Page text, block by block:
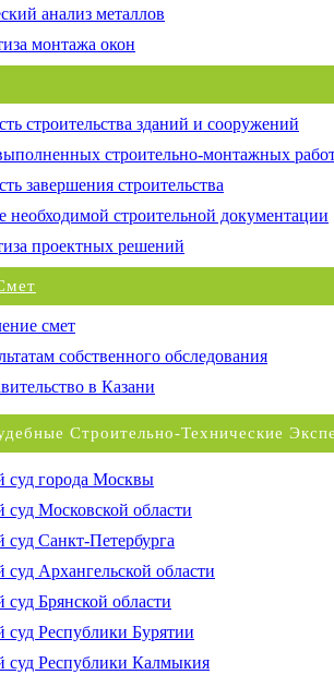
анализ металлов
монтажа окон
строительства зданий и сооружений
строительно-монтажных
завершения строительства
необходимой строительной документации
проектных решений
смет
собственного обследования
в Казани
Строительно-Технические
суд города Москвы
Московской области
Санкт-Петербурга
Архангельской области
Брянской области
Республики Бурятии
Республики Калмыкия